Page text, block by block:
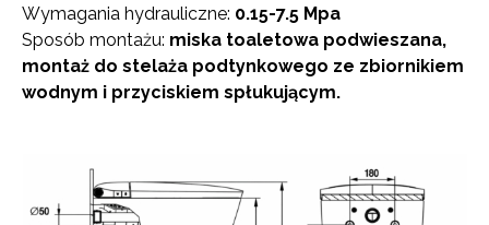
Wymagania hydrauliczne: 0.15-7.5 Mpa
Sposób montażu: miska toaletowa podwieszana,
montaż do stelaża podtynkowego ze zbiornikiem
wodnym i przyciskiem spłukującym.